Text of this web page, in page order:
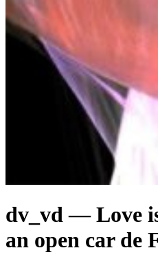
dv_vd — Love
an open car de